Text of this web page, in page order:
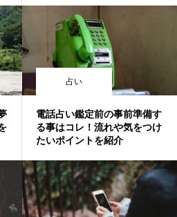
占い
電話占い鑑定前の事前準備す
る事はコレ！流れや気をつけ
たいポイントを紹介